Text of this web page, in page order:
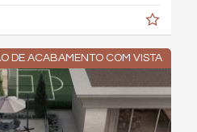
DE ACABAMENTO COM VISTA